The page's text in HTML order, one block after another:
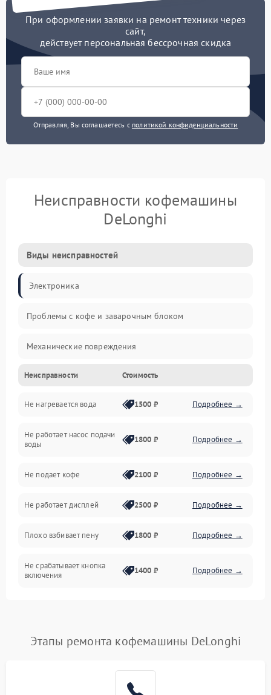
При оформлении заявки на ремонт техники через
сайт,
действует персональная бессрочная скидка
Отправляя, Вы соглашаетесь с политикой конфиденциальности
Неисправности кофемашины
DeLonghi
Виды неисправностей
Электроника
Проблемы с кофе и заварочным блоком
Механические повреждения
Прочие неисправности
Включение и работа
Проблемы с водой
Проблемы с капучинатором и паром
Управление и электроника
Программное обеспечение
Неисправности Стоимость
Не нагревается вода 1500 ₽ Подробнее →
Не работает насос подачи
воды
1800 ₽ Подробнее →
Не подает кофе 2100 ₽ Подробнее →
Не работает дисплей 2500 ₽ Подробнее →
Плохо взбивает пену 1800 ₽ Подробнее →
Не срабатывает кнопка
включения
1400 ₽ Подробнее →
Постоянные сбои в работе Подробнее →
Этапы ремонта кофемашины DeLonghi